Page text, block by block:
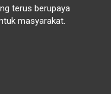
terus berupaya
masyarakat.